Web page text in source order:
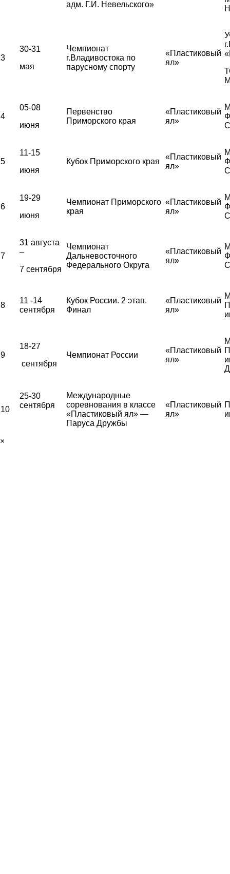
адм. Г.И. Невельского»
3
30-31
мая
Чемпионат
г.Владивостока по
парусному спорту
«Пластиковый
ял»
4
05-08
июня
Первенство
Приморского края
«Пластиковый
ял»
5
11-15
июня
Кубок Приморского края
«Пластиковый
ял»
6
19-29
июня
Чемпионат Приморского
края
«Пластиковый
ял»
7
31 августа
–
7 сентября
Чемпионат
Дальневосточного
Федерального Округа
«Пластиковый
ял»
8
11 -14
сентября
Кубок России. 2 этап.
Финал
«Пластиковый
ял»
9
18-27
сентября
Чемпионат России
«Пластиковый
ял»
10
25-30
сентября
Международные
соревнования в классе
«Пластиковый ял» —
Паруса Дружбы
«Пластиковый
ял»
×